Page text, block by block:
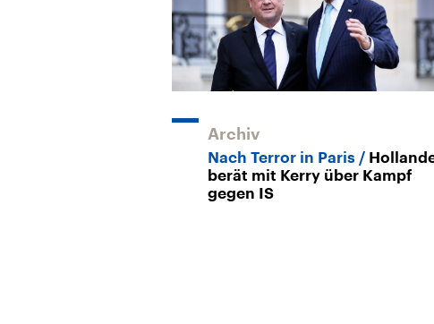
Archiv
Nach Terror in Paris
berät mit Kerry über Kampf
gegen IS